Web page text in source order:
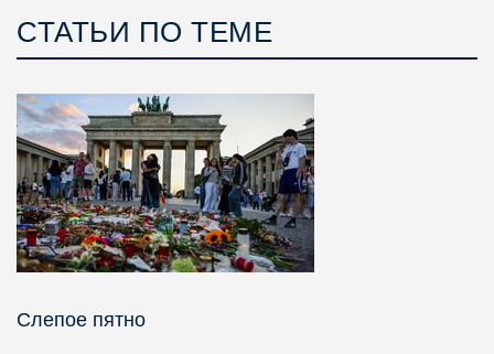
СТАТЬИ ПО ТЕМЕ
Слепое пятно